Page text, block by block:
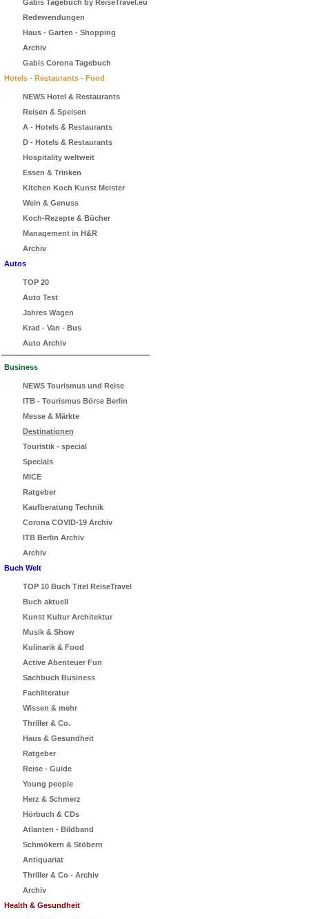
Gabis Tagebuch by ReiseTravel.eu
Redewendungen
Haus - Garten - Shopping
Archiv
Gabis Corona Tagebuch
Hotels - Restaurants - Food
NEWS Hotel & Restaurants
Reisen & Speisen
A - Hotels & Restaurants
D - Hotels & Restaurants
Hospitality weltweit
Essen & Trinken
Kitchen Koch Kunst Meister
Wein & Genuss
Koch-Rezepte & Bücher
Management in H&R
Archiv
Autos
TOP 20
Auto Test
Jahres Wagen
Krad - Van - Bus
Auto Archiv
Business
NEWS Tourismus und Reise
ITB - Tourismus Börse Berlin
Messe & Märkte
Destinationen
Touristik - special
Specials
MICE
Ratgeber
Kaufberatung Technik
Corona COVID-19 Archiv
ITB Berlin Archiv
Archiv
Buch Welt
TOP 10 Buch Titel ReiseTravel
Buch aktuell
Kunst Kultur Architektur
Musik & Show
Kulinarik & Food
Active Abenteuer Fun
Sachbuch Business
Fachliteratur
Wissen & mehr
Thriller & Co.
Haus & Gesundheit
Ratgeber
Reise - Guide
Young people
Herz & Schmerz
Hörbuch & CDs
Atlanten - Bildband
Schmökern & Stöbern
Antiquariat
Thriller & Co - Archiv
Archiv
Health & Gesundheit